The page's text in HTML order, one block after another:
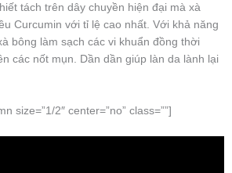
tách trên dây chuyền hiện đại mà xà
Curcumin với tỉ lệ cao nhất. Với khả năng
bông làm sạch các vi khuẩn đồng thời
các nốt mụn. Dần dần giúp làn da lành lại
size=”1/2″ center=”no” class=””]